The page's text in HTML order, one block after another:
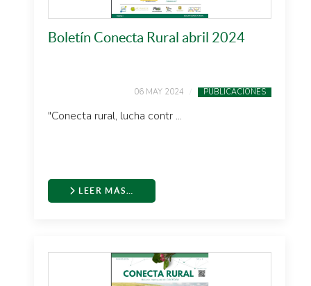
Boletín Conecta Rural abril 2024
06 MAY 2024 PUBLICACIONES
"Conecta rural, lucha contr ...
LEER MÁS…